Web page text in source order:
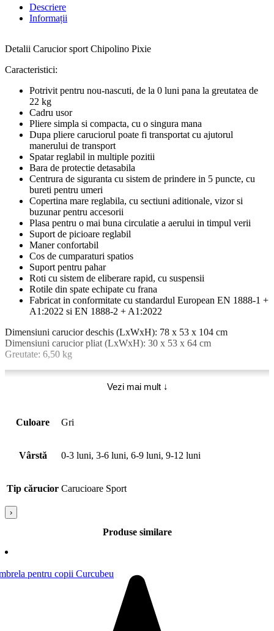
Descriere
Informații
Detalii Carucior sport Chipolino Pixie
Caracteristici:
Potrivit pentru nou-nascuti, de la 0 luni pana la greutatea de
22 kg
Cadru usor
Pliere simpla si compacta, cu o singura mana
Dupa pliere caruciorul poate fi transportat cu ajutorul
manerului de transport
Spatar reglabil in multiple pozitii
Bara de protectie detasabila
Centrura de siguranta cu sistem de prindere in 5 puncte, cu
bureti pentru umeri
Copertina mare reglabila, cu sectiuni aditionale, vizor si
buzunar pentru accesorii
Plasa pentru o mai buna circulatie a aerului in timpul verii
Suport de picioare reglabil
Maner confortabil
Cos de cumparaturi spatios
Suport pentru pahar
Roti cu sistem de eliberare rapid, cu suspensii
Rotile din spate echipate cu frana
Fabricat in conformitate cu standardul European EN 1888-1 +
A1:2022 si EN 1888-2 + A1:2022
Dimensiuni carucior deschis (LxWxH): 78 x 53 x 104 cm
Dimensiuni carucior pliat (LxWxH): 30 x 53 x 64 cm
Greutate: 6,50 kg
Vezi mai mult ↓
Culoare Gri
Vârstă 0-3 luni, 3-6 luni, 6-9 luni, 9-12 luni
Tip cărucior Carucioare Sport
›
Produse similare